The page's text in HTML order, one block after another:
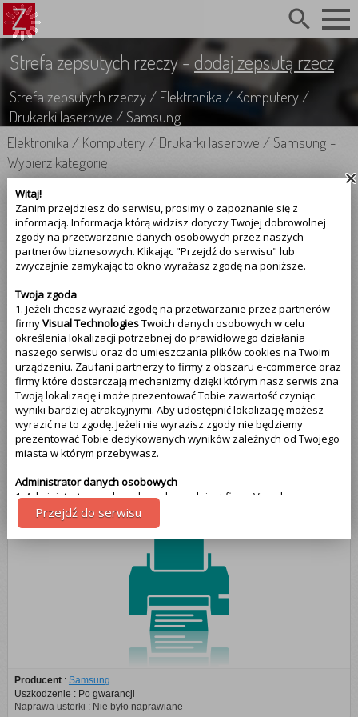
Witaj!
Zanim przejdziesz do serwisu, prosimy o zapoznanie się z
informacją. Informacja którą widzisz dotyczy Twojej dobrowolnej
zgody na przetwarzanie danych osobowych przez naszych
partnerów biznesowych. Klikając "Przejdź do serwisu" lub
zwyczajnie zamykając to okno wyrażasz zgodę na poniższe.
Twoja zgoda
1. Jeżeli chcesz wyrazić zgodę na przetwarzanie przez partnerów
firmyVisual TechnologiesTwoich danych osobowych w celu
określenia lokalizacji potrzebnej do prawidłowego działania
naszego serwisu oraz do umieszczania plików cookies na Twoim
urządzeniu. Zaufani partnerzy to firmy z obszaru e-commerce oraz
firmy które dostarczają mechanizmy dzięki którym nasz serwis zna
Twoją lokalizację i może prezentować Tobie zawartość czyniąc
wyniki bardziej atrakcyjnymi. Aby udostępnić lokalizację możesz
wyrazić na to zgodę. Jeżeli nie wyrazisz zgody nie będziemy
prezentować Tobie dedykowanych wyników zależnych od Twojego
miasta w którym przebywasz.
Administrator danych osobowych
1. Administratorem danych osobowych jest firma Visual
Technologies, więcej informacji na temat naszej firmy znajdziesz na
samym dole strony - klikając na link kontakt. Pamiętaj że Twoja
zgoda może być w każdej chwili cofnięta. Jeżeli wyrażasz zgodę, o
którą wyżej prosimy, administratorami Twoich danych osobowych
będą także partnerzy. Lista partnerów jest dostępna w polityce
Cel przetwarzania danych
1.Celem przetwarzania danych jest dostosowanie treści serwisu do
tego co aktualnie oglądasz. Więcej szczegółowych informacji
odnajdziesz w polityce prywatności naszego serwisu na samym
Uprawnienia z tytułu przetwarzania danych
Przysługują Tobie następujące uprawnienia z tytułu przetwarzania
Przejdź do serwisu
search
Strefa zepsutych rzeczy - dodaj zepsutą rzecz
Strefa zepsutych rzeczy/ Elektronika / Komputery/
Drukarki laserowe / Samsung
Elektronika / Komputery / Drukarki laserowe / Samsung -
Wybierz kategorię
Elektronika
Komputery
Drukarki laserowe
Samsung
Najczęściej psujące siędrukarki laserowe samsung
Samsung (1)
HP (1)
Brother (1)
Drukarka laserowa Samsung
Producent: Samsung
Uszkodzenie : Po gwarancji
Naprawa usterki : Nie było naprawiane